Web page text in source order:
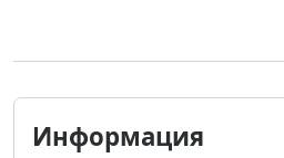
Информация